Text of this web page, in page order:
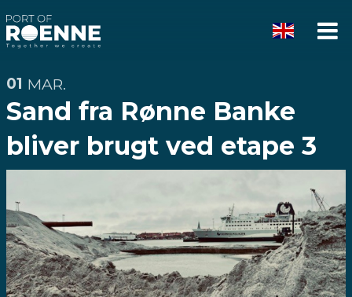
Rønne
Vis
Sand fra Rønne Banke
bliver brugt ved etape 3
01 MAR.